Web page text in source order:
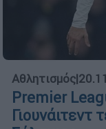
Αθλητισμός|
Premier
Γιουνάιτεντ